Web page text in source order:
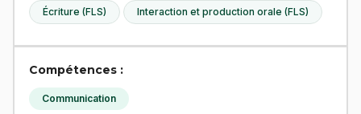
Écriture (FLS) Interaction et production orale (FLS)
Compétences :
Communication